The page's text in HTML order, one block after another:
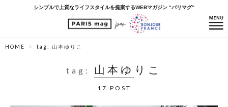
シンプルで上質なライフスタイルを提案するWEBマガジン “パリマグ”
HOME tag: 山本ゆりこ
tag: 山本ゆりこ
17 POST